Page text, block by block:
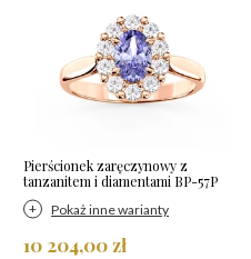
Pierścionek zaręczynowy z
tanzanitem i diamentami BP-57P
Pokaż inne warianty
10 204,00 zł